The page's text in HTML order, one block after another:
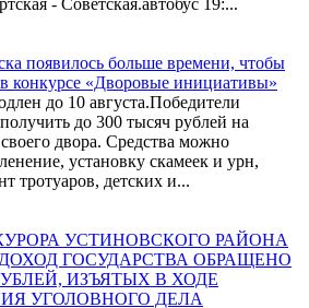
- Советская.автобус 19:...
появилось больше времени, чтобы
конкурсе «Дворовые инициативы»
до 10 августа.Победители
до 300 тысяч рублей на
двора. Средства можно
установку скамеек и урн,
тротуаров, детских и...
УСТИНОВСКОГО РАЙОНА
ГОСУДАРСТВА ОБРАЩЕНО
ИЗЪЯТЫХ В ХОДЕ
УГОЛОВНОГО ДЕЛА